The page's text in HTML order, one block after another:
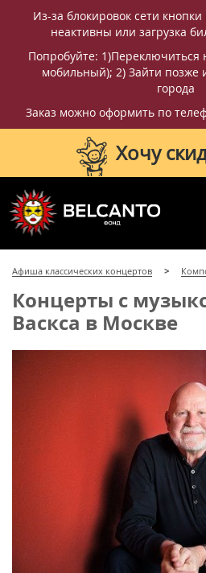
Из-за блокировок сети
неактивны или загрузка
Попробуйте: 1)Переключиться
мобильный); 2) Зайти позже
города
Заказ можно оформить по
Хочу
8 (499) 923-22-78
Афиша классических концертов
Концерты с
Васкса в Москве